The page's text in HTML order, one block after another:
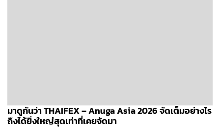
มาดูกันว่า THAIFEX – Anuga Asia 2026 จัดเต็มอย่างไร
ถึงได้ยิ่งใหญ่สุดเท่าที่เคยจัดมา